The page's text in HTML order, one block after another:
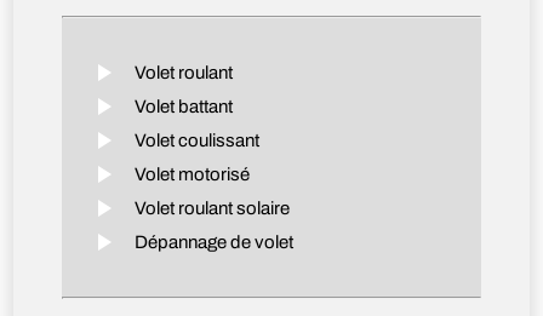
Volet roulant
Volet battant
Volet coulissant
Volet motorisé
Volet roulant solaire
Dépannage de volet